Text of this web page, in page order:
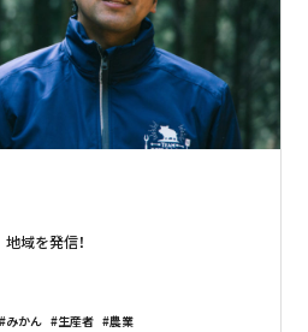
域を発信！
みかん 生産者 農業